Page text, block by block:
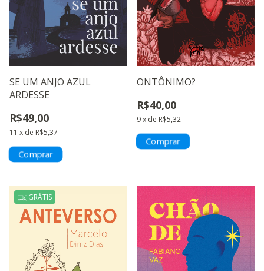
SE UM ANJO AZUL
ARDESSE
R$49,00
11 x de R$5,37
ONTÔNIMO?
R$40,00
9x de R$5,32
GRÁTIS